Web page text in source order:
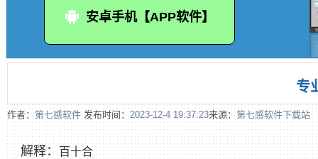
安卓手机【APP软件】
专
作者： 第七感软件发布时间： 2023-12-4 19:37:23来源： 第七感软件下载站
解释：百十合